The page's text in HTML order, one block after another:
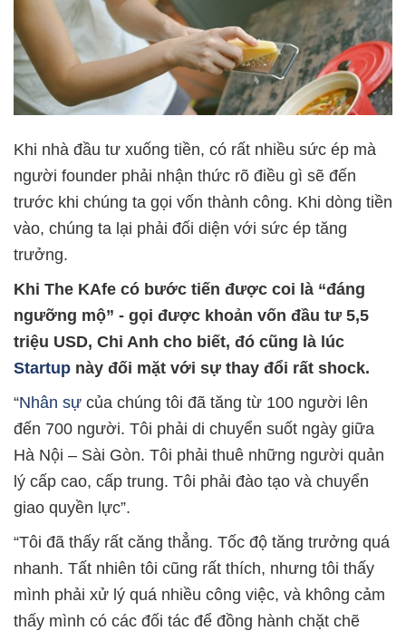
Khi nhà đầu tư xuống tiền, có rất nhiều sức ép mà
người founder phải nhận thức rõ điều gì sẽ đến
trước khi chúng ta gọi vốn thành công. Khi dòng tiền
vào, chúng ta lại phải đối diện với sức ép tăng
trưởng.
Khi The KAfe có bước tiến được coi là “đáng
ngưỡng mộ” - gọi được khoản vốn đầu tư 5,5
triệu USD, Chi Anh cho biết, đó cũng là lúc
Startup này đối mặt với sự thay đổi rất shock.
“Nhân sự của chúng tôi đã tăng từ 100 người lên
đến 700 người. Tôi phải di chuyển suốt ngày giữa
Hà Nội – Sài Gòn. Tôi phải thuê những người quản
lý cấp cao, cấp trung. Tôi phải đào tạo và chuyển
giao quyền lực”.
“Tôi đã thấy rất căng thẳng. Tốc độ tăng trưởng quá
nhanh. Tất nhiên tôi cũng rất thích, nhưng tôi thấy
mình phải xử lý quá nhiều công việc, và không cảm
thấy mình có các đối tác để đồng hành chặt chẽ